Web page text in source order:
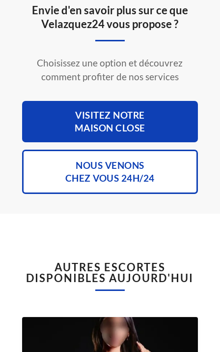
Envie d'en savoir plus sur ce que
Velazquez24 vous propose ?
Choisissez une option et découvrez
comment profiter de nos services
VISITEZ NOTRE
MAISON CLOSE
NOUS VENONS
CHEZ VOUS 24H/24
AUTRES ESCORTES
DISPONIBLES AUJOURD'HUI